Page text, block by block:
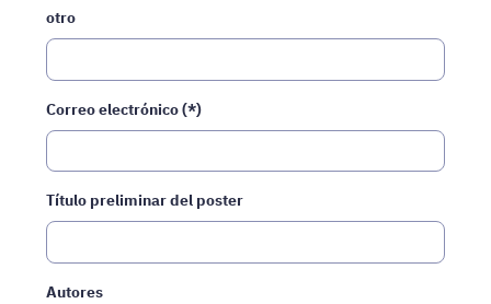
otro
Correo electrónico (*)
Título preliminar del poster
Autores